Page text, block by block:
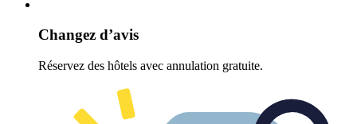
Changez d’avis
Réservez des hôtels avec annulation gratuite.